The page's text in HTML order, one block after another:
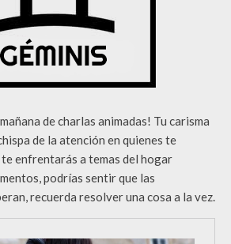
de charlas animadas! Tu carisma
de la atención en quienes te
enfrentarás a temas del hogar
podrías sentir que las
recuerda resolver una cosa a la vez.